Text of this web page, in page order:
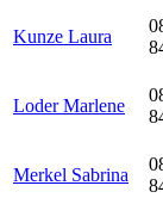
Kunze Laura
Loder Marlene
Merkel Sabrina